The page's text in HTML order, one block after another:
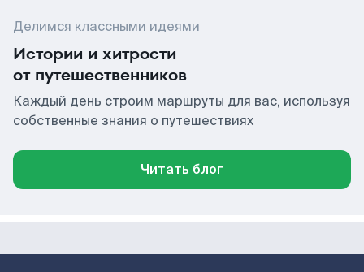
Делимся классными идеями
Истории и хитрости
от путешественников
Каждый день строим маршруты для вас, используя
собственные знания о путешествиях
Читать блог